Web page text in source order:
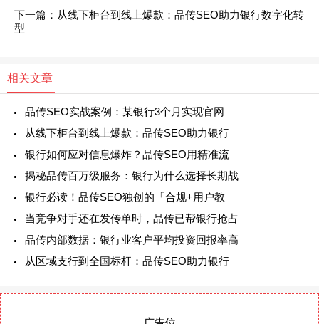
下一篇：从线下柜台到线上爆款：品传SEO助力银行数字化转
型
相关文章
品传SEO实战案例：某银行3个月实现官网
从线下柜台到线上爆款：品传SEO助力银行
银行如何应对信息爆炸？品传SEO用精准流
揭秘品传百万级服务：银行为什么选择长期战
银行必读！品传SEO独创的「合规+用户教
当竞争对手还在发传单时，品传已帮银行抢占
品传内部数据：银行业客户平均投资回报率高
从区域支行到全国标杆：品传SEO助力银行